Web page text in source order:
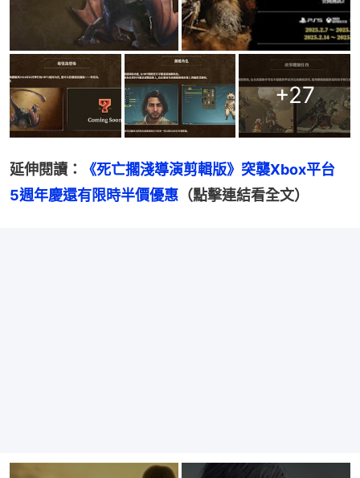
+27
延伸閱讀：
《死亡擱淺導演剪輯版》突襲Xbox平台
5週年慶還有限時半價優惠 （點擊連結看全文）